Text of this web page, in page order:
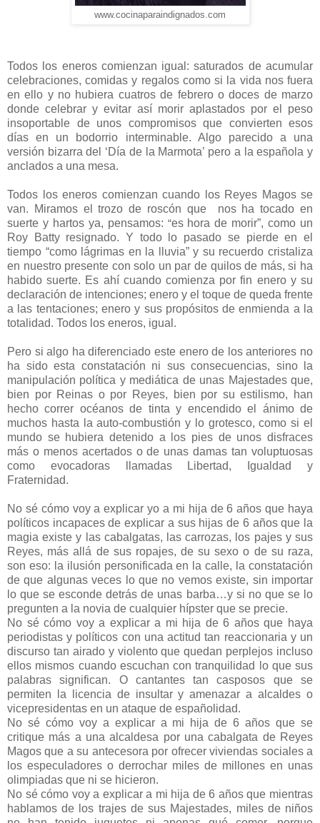
www.cocinaparaindignados.com
Todos los eneros comienzan igual: saturados de acumular
celebraciones, comidas y regalos como si la vida nos fuera
en ello y no hubiera cuatros de febrero o doces de marzo
donde celebrar y evitar así morir aplastados por el peso
insoportable de unos compromisos que convierten esos
días en un bodorrio interminable. Algo parecido a una
versión bizarra del ‘Día de la Marmota’ pero a la española y
anclados a una mesa.
Todos los eneros comienzan cuando los Reyes Magos se
van. Miramos el trozo de roscón que nos ha tocado en
suerte y hartos ya, pensamos: “es hora de morir”, como un
Roy Batty resignado. Y todo lo pasado se pierde en el
tiempo “como lágrimas en la lluvia” y su recuerdo cristaliza
en nuestro presente con solo un par de quilos de más, si ha
habido suerte. Es ahí cuando comienza por fin enero y su
declaración de intenciones; enero y el toque de queda frente
a las tentaciones; enero y sus propósitos de enmienda a la
totalidad. Todos los eneros, igual.
Pero si algo ha diferenciado este enero de los anteriores no
ha sido esta constatación ni sus consecuencias, sino la
manipulación política y mediática de unas Majestades que,
bien por Reinas o por Reyes, bien por su estilismo, han
hecho correr océanos de tinta y encendido el ánimo de
muchos hasta la auto-combustión y lo grotesco, como si el
mundo se hubiera detenido a los pies de unos disfraces
más o menos acertados o de unas damas tan voluptuosas
como evocadoras llamadas Libertad, Igualdad y
Fraternidad.
No sé cómo voy a explicar yo a mi hija de 6 años que haya
políticos incapaces de explicar a sus hijas de 6 años que la
magia existe y las cabalgatas, las carrozas, los pajes y sus
Reyes, más allá de sus ropajes, de su sexo o de su raza,
son eso: la ilusión personificada en la calle, la constatación
de que algunas veces lo que no vemos existe, sin importar
lo que se esconde detrás de unas barba…y si no que se lo
pregunten a la novia de cualquier hípster que se precie.
No sé cómo voy a explicar a mi hija de 6 años que haya
periodistas y políticos con una actitud tan reaccionaria y un
discurso tan airado y violento que quedan perplejos incluso
ellos mismos cuando escuchan con tranquilidad lo que sus
palabras significan. O cantantes tan casposos que se
permiten la licencia de insultar y amenazar a alcaldes o
vicepresidentas en un ataque de españolidad.
No sé cómo voy a explicar a mi hija de 6 años que se
critique más a una alcaldesa por una cabalgata de Reyes
Magos que a su antecesora por ofrecer viviendas sociales a
los especuladores o derrochar miles de millones en unas
olimpiadas que ni se hicieron.
No sé cómo voy a explicar a mi hija de 6 años que mientras
hablamos de los trajes de sus Majestades, miles de niños